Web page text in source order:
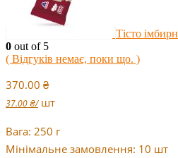
Тісто
0 out of 5
( Відгуків немає, поки що. )
370.00 ₴
37.00₴/ шт
Вага: 250 г
Мінімальне замовлення: 10 шт